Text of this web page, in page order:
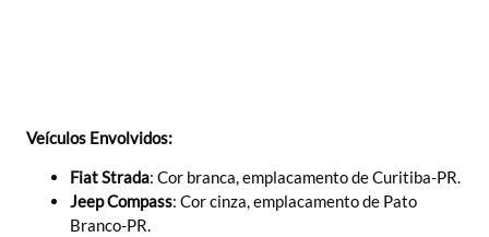
Veículos Envolvidos:
Fiat Strada: Cor branca, emplacamento de Curitiba-PR.
Jeep Compass: Cor cinza, emplacamento de Pato
Branco-PR.